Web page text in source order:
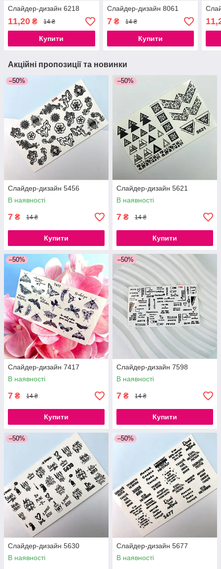
Слайдер-дизайн 6218
11,20 ₴ 14 ₴
Купити
Слайдер-дизайн 8061
7₴ 14 ₴
Купити
Акційні пропозиції та новинки
–50%
Слайдер-дизайн 5456
В наявності
7 ₴ 14 ₴
Купити
–50%
Слайдер-дизайн 5621
В наявності
7 ₴ 14 ₴
Купити
–50%
Слайдер-дизайн 7417
В наявності
7 ₴ 14 ₴
Купити
–50%
Слайдер-дизайн 7598
В наявності
7 ₴ 14 ₴
Купити
–50%
Слайдер-дизайн 5630
В наявності
–50%
Слайдер-дизайн 5677
В наявності